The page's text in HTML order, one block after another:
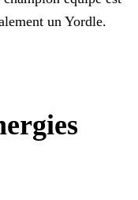
un Yordle.